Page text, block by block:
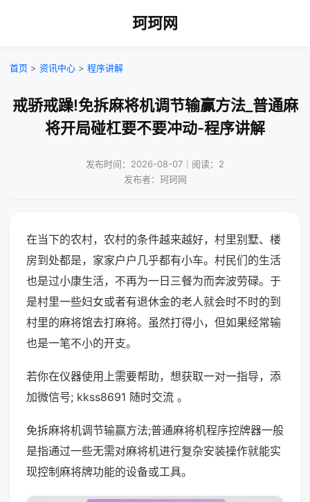
珂珂网
首页 > 资讯中心 > 程序讲解
戒骄戒躁!免拆麻将机调节输赢方法_普通麻
将开局碰杠要不要冲动-程序讲解
发布时间：2026-08-07｜阅读：2
发布者：珂珂网
在当下的农村，农村的条件越来越好，村里别墅、楼
房到处都是，家家户户几乎都有小车。村民们的生活
也是过小康生活，不再为一日三餐为而奔波劳碌。于
是村里一些妇女或者有退休金的老人就会时不时的到
村里的麻将馆去打麻将。虽然打得小，但如果经常输
也是一笔不小的开支。
若你在仪器使用上需要帮助，想获取一对一指导，添
加微信号; kkss8691 随时交流 。
免拆麻将机调节输赢方法;普通麻将机程序控牌器一般
是指通过一些无需对麻将机进行复杂安装操作就能实
现控制麻将牌功能的设备或工具。